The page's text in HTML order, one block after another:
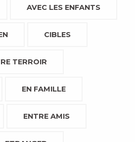
AVEC LES ENFANTS
CIBLES
TERROIR
EN FAMILLE
ENTRE AMIS